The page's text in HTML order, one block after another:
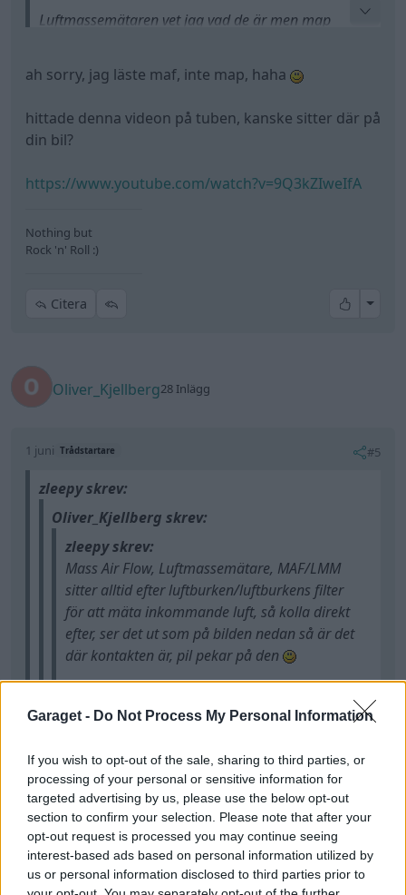
Garaget - Do Not Process My Personal Information
If you wish to opt-out of the sale, sharing to third parties, or
processing of your personal or sensitive information for
targeted advertising by us, please use the below opt-out
section to confirm your selection. Please note that after your
opt-out request is processed you may continue seeing
interest-based ads based on personal information utilized by
us or personal information disclosed to third parties prior to
Luftmassemätaren vet jag vad de är men map
ah sorry, jag läste maf, inte map, haha
hittade denna videon på tuben, kanske sitter där på
din bil?
https://www.youtube.com/watch?v=9Q3kZIweIfA
Nothing but
Rock 'n' Roll :)
Citera All
Oliver_Kjellberg28 Inlägg
1 juni Trådstartare #5
zleepy skrev:
Oliver_Kjellberg skrev:
zleepy skrev:
Mass Air Flow, Luftmassemätare, MAF/LMM
sitter alltid efter luftburken/luftburkens filter
för att mäta inkommande luft, så kolla direkt
efter, ser det ut som på bilden nedan så är det
där kontakten är, pil pekar på den
Luftmassemätaren vet jag vad de är men map
sensorn som ska mäta laddtrycket, den ska sitta
vid anslutningen på intercoolern men jag har
ingen där.
ah sorry, jag läste maf, inte map, haha
hittade denna videon på tuben, kanske sitter där på
din bil?
Där trodde jag också att den skulle sitta, men nej,
de gör den inte. Trots att jag har samma motor
som på videon. Fick dock en del nya el-relaterade
problem med bilen idag så detta får vänta tills bilen
är körbar igen.